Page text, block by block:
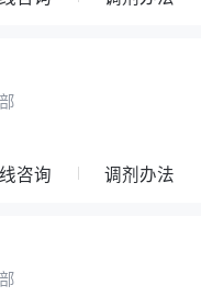
咨询 调剂办法